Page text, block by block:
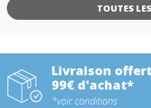
TOUTES
Livraison
99€ d'achat*
*voir conditions